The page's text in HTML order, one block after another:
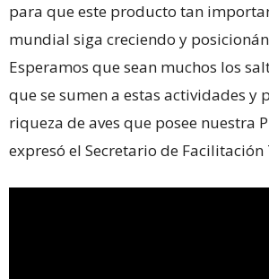
para que este producto tan
mundial siga creciendo y
Esperamos que sean muchos los
que se sumen a estas actividades y
riqueza de aves que posee nuestra
expresó el Secretario de